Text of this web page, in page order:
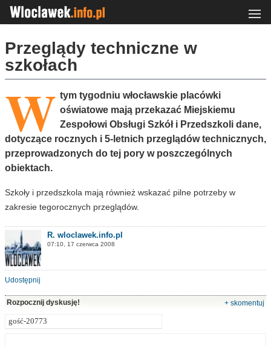
Przeglądy techniczne w
szkołach
W tym tygodniu włocławskie placówki
oświatowe mają przekazać Miejskiemu
Zespołowi Obsługi Szkół i Przedszkoli dane,
dotyczące rocznych i 5-letnich przeglądów technicznych,
przeprowadzonych do tej pory w poszczególnych
obiektach.
Szkoły i przedszkola mają również wskazać pilne potrzeby w
zakresie tegorocznych przeglądów.
R. wloclawek.info.pl
07:10, 17 czerwca 2008
Udostępnij
Rozpocznij dyskusję! + skomentuj